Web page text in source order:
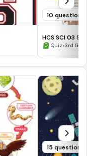
10 questions
HCS SCI 03
Quiz•3rd
15 questions